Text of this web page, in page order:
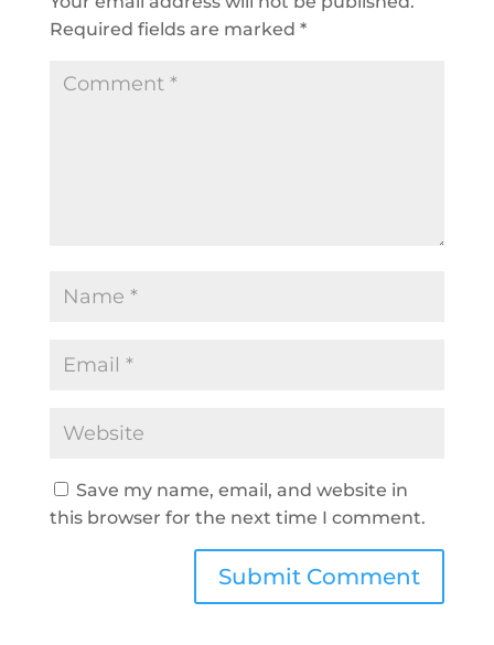
Required fields are marked *
Save my name, email, and website in
this browser for the next time I comment.